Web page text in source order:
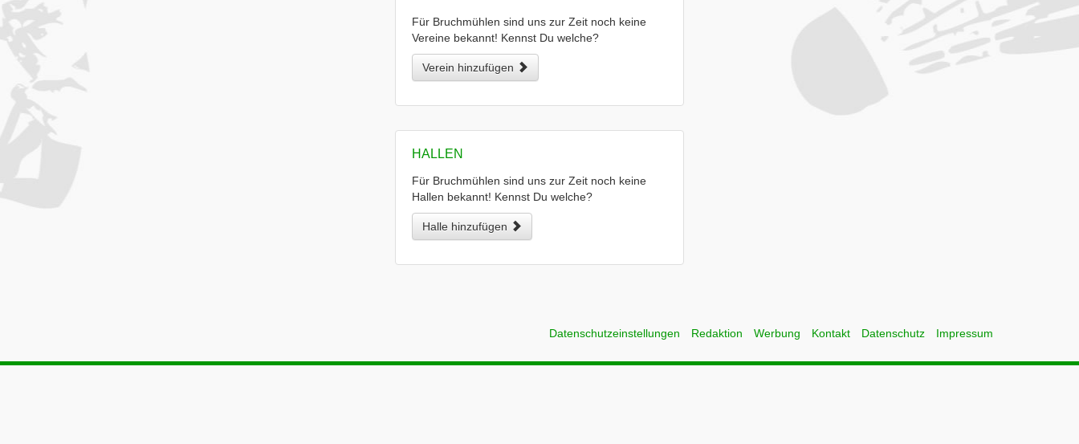
Für Bruchmühlen sind uns zur Zeit noch keine
Vereine bekannt! Kennst Du welche?
Verein hinzufügen
HALLEN
Für Bruchmühlen sind uns zur Zeit noch keine
Hallen bekannt! Kennst Du welche?
Halle hinzufügen
Datenschutzeinstellungen Redaktion Werbung Kontakt Datenschutz Impressum